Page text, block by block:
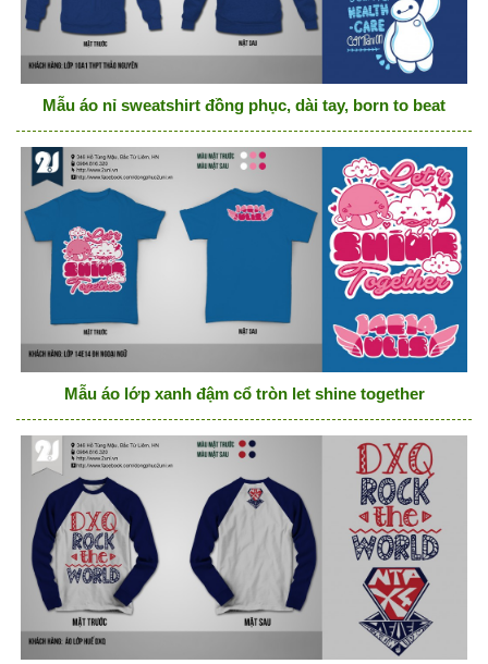
Mẫu áo nỉ sweatshirt đồng phục, dài tay, born to beat
Mẫu áo lớp xanh đậm cổ tròn let shine together